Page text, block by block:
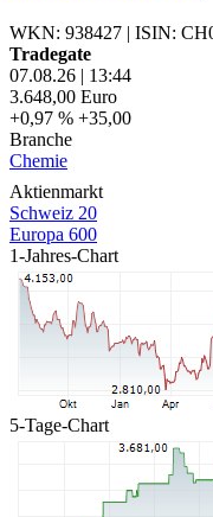
WKN: 938427 | ISIN:
Tradegate
07.08.26 | 13:44
3.648,00 Euro
+0,97 % +35,00
Branche
Chemie
Aktienmarkt
Schweiz 20
Europa 600
1-Jahres-Chart
5-Tage-Chart